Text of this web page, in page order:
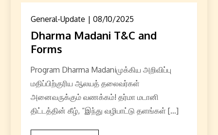
General-Update 08/10/2025
Dharma Madani T&C and
Forms
Program Dharma Madaniமுக்கிய அறிவிப்பு
மதிப்பிற்குரிய ஆலயத் தலைவர்கள்
அனைவருக்கும் வணக்கம்! தர்மா மடானி
திட்டத்தின் கீழ், “இந்து வழிபாட்டு தளங்கள் […]